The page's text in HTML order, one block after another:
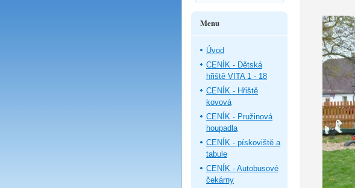
Menu
Úvod
CENÍK - Dětská
hřiště VITA 1 - 18
CENÍK - Hřiště
kovová
CENÍK - Pružinová
houpadla
CENÍK - pískoviště a
tabule
CENÍK - Autobusové
čekárny